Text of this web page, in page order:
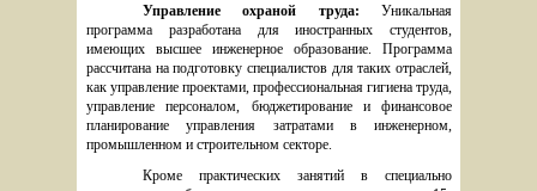
Управление охраной труда: Уникальная
программа разработана для иностранных студентов,
имеющих высшее инженерное образование. Программа
рассчитана на подготовку специалистов для таких отраслей,
как управление проектами, профессиональная гигиена труда,
управление персоналом, бюджетирование и финансовое
планирование управления затратами в инженерном,
промышленном и строительном секторе.
Кроме практических занятий в специально